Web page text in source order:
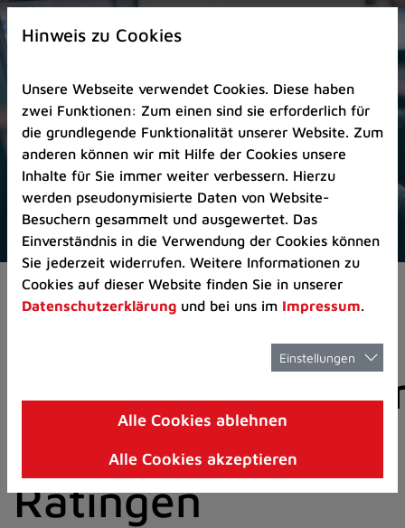
Zur
Startseite
Zum
Seitenanfang
springen
(Schnelltaste
A)
Zur
Navigation/Menü
springen
(Schnelltaste
M)
Zur
8)
I)
Aktuelles Pressemitteilungen
der Stadt
Ratingen
Hinweis zu Cookies
Unsere Webseite verwendet Cookies. Diese haben
zwei Funktionen: Zum einen sind sie erforderlich für
die grundlegende Funktionalität unserer Website. Zum
anderen können wir mit Hilfe der Cookies unsere
Inhalte für Sie immer weiter verbessern. Hierzu
werden pseudonymisierte Daten von Website-
Besuchern gesammelt und ausgewertet. Das
Einverständnis in die Verwendung der Cookies können
Sie jederzeit widerrufen. Weitere Informationen zu
Cookies auf dieser Website finden Sie in unserer
Datenschutzerklärung und bei uns im Impressum.
Einstellungen
Alle Cookies ablehnen
Alle Cookies akzeptieren